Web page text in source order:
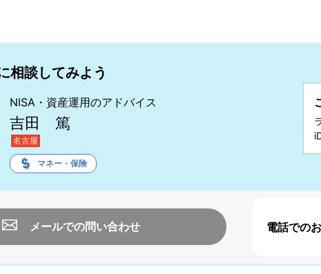
相談してみよう
NISA・資産運用のアドバイス
吉田 篤
名古屋
マネー・保険
メールでの問い合わせ 電話での